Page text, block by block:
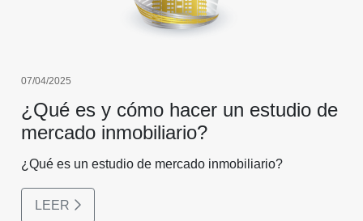
07/04/2025
¿Qué es y cómo hacer un estudio de
mercado inmobiliario?
¿Qué es un estudio de mercado inmobiliario?
LEER